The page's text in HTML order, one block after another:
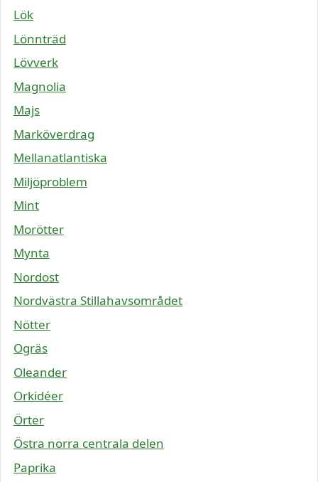
Lök
Lönnträd
Lövverk
Magnolia
Majs
Marköverdrag
Mellanatlantiska
Miljöproblem
Mint
Morötter
Mynta
Nordost
Nordvästra Stillahavsområdet
Nötter
Ogräs
Oleander
Orkidéer
Örter
Östra norra centrala delen
Paprika